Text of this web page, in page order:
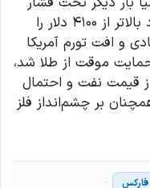
قرار گرفت و نتوانست رشد اخیر خود بالاتر از ۴۱۰۰ دلار را
و افت تورم آمریکا
موقت از طلا شد،
قیمت نفت و احتمال
بر چشم‌انداز فلز
فارکس